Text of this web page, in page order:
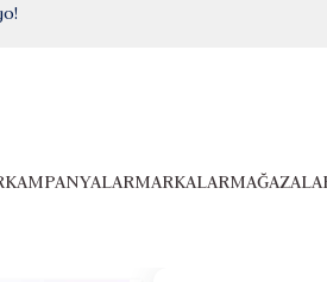
KAMPANYALARMARKALAR